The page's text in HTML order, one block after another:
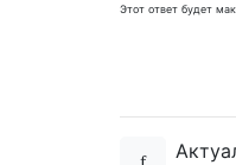
Этот ответ будет